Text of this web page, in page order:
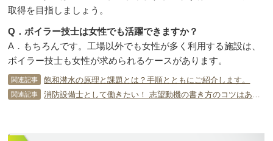
取得を目指しましょう。
Q．ボイラー技士は女性でも活躍できますか？
A．もちろんです。工場以外でも女性が多く利用する施設は、
ボイラー技士も女性が求められるケースがあります。
関連記事 飽和潜水の原理と課題とは？手順とともにご紹介します。
関連記事 消防設備士として働きたい！ 志望動機の書き方のコツはあるの？